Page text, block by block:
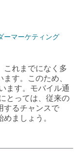
ーマーケティング
これまでになく多
す。このため、
ます。モバイル通
とっては、従来の
するチャンスで
ましょう。